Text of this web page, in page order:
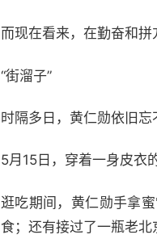
而现在看来，在勤奋和拼
“街溜子”
时隔多日，黄仁勋依旧忘
5月15日，穿着一身皮衣
逛吃期间，黄仁勋手拿
食；还有接过了一瓶老